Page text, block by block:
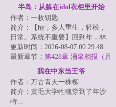
半岛：从躲在idol衣柜里开始
作者：一枚钥匙
简介：【hy，多人重生，轻松，
日常。系统不重要】回到年，林
慕延原本打算凭借系统赚点小
钱，过上咸鱼生活...
更新时间：2026-08-07 00:29:48
最新章节： 第428章 涌泉相报（月
票日万110）
我在中东当王爷
作者：万古青天一株柳
简介：黄毛大学牲魂穿到了年沙
特...